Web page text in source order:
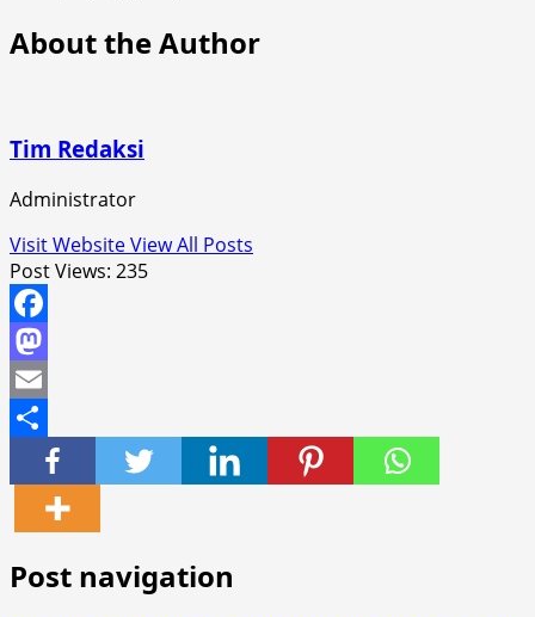
About the Author
Tim Redaksi
Administrator
Visit WebsiteView All Posts
Post Views: 235
Facebook
Mastodon
Email
Share
Post navigation